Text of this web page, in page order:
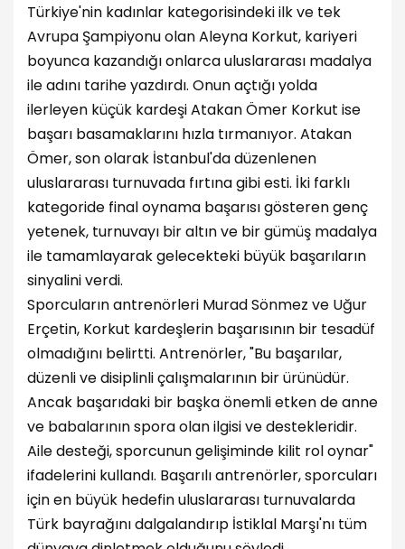
Türkiye'nin kadınlar kategorisindeki ilk ve tek
Avrupa Şampiyonu olan Aleyna Korkut, kariyeri
boyunca kazandığı onlarca uluslararası madalya
ile adını tarihe yazdırdı. Onun açtığı yolda
ilerleyen küçük kardeşi Atakan Ömer Korkut ise
başarı basamaklarını hızla tırmanıyor. Atakan
Ömer, son olarak İstanbul'da düzenlenen
uluslararası turnuvada fırtına gibi esti. İki farklı
kategoride final oynama başarısı gösteren genç
yetenek, turnuvayı bir altın ve bir gümüş madalya
ile tamamlayarak gelecekteki büyük başarıların
sinyalini verdi.
Sporcuların antrenörleri Murad Sönmez ve Uğur
Erçetin, Korkut kardeşlerin başarısının bir tesadüf
olmadığını belirtti. Antrenörler, "Bu başarılar,
düzenli ve disiplinli çalışmalarının bir ürünüdür.
Ancak başarıdaki bir başka önemli etken de anne
ve babalarının spora olan ilgisi ve destekleridir.
Aile desteği, sporcunun gelişiminde kilit rol oynar"
ifadelerini kullandı. Başarılı antrenörler, sporcuları
için en büyük hedefin uluslararası turnuvalarda
Türk bayrağını dalgalandırıp İstiklal Marşı'nı tüm